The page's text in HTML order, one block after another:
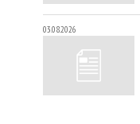
03.08.2026